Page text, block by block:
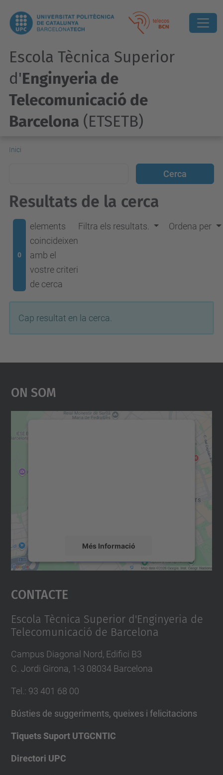
Escola Tècnica Superior
d'Enginyeria de
Telecomunicació de
Barcelona (ETSETB)
Inici
Resultats de la cerca
0
elements
coincideixen
amb el
vostre criteri
de cerca
Filtra els resultats. Ordena per
Cap resultat en la cerca.
On Som
Més Informació
Accepta
powered by
Contacte
Escola Tècnica Superior d'Enginyeria de
Telecomunicació de Barcelona
Campus Diagonal Nord, Edifici B3
C. Jordi Girona, 1-3 08034 Barcelona
Tel. : 93 401 68 00
Bústies de suggeriments, queixes i felicitacions
Tiquets Suport UTGCNTIC
Directori UPC